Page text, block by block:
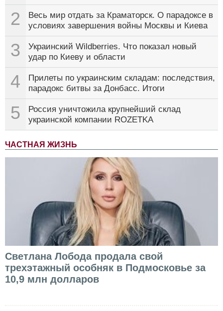
2
Весь мир отдать за Краматорск. О парадоксе в
условиях завершения войны Москвы и Киева
3
Украинский Wildberries. Что показал новый
удар по Киеву и области
4
Прилеты по украинским складам: последствия,
парадокс битвы за Донбасс. Итоги
5
Россия уничтожила крупнейший склад
украинской компании ROZETKA
ЧАСТНАЯ ЖИЗНЬ
Светлана Лобода продала свой
трехэтажный особняк в Подмосковье за
10,9 млн долларов